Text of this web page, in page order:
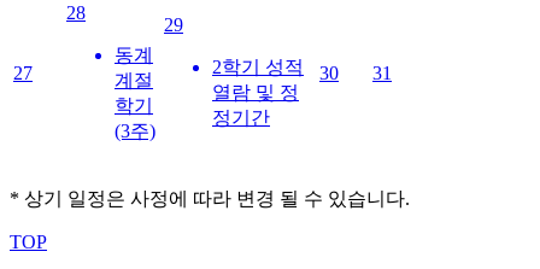
27
28
동계
계절
학기
(3주)
29
2학기 성적
열람 및 정
정기간
30 31
* 상기 일정은 사정에 따라 변경 될 수 있습니다.
TOP